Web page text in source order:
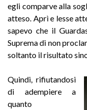
egli comparve alla
atteso. Aprì e lesse
sapevo che il
Suprema di non
soltanto il risultato
Quindi, rifiutandosi
di adempiere a
quanto